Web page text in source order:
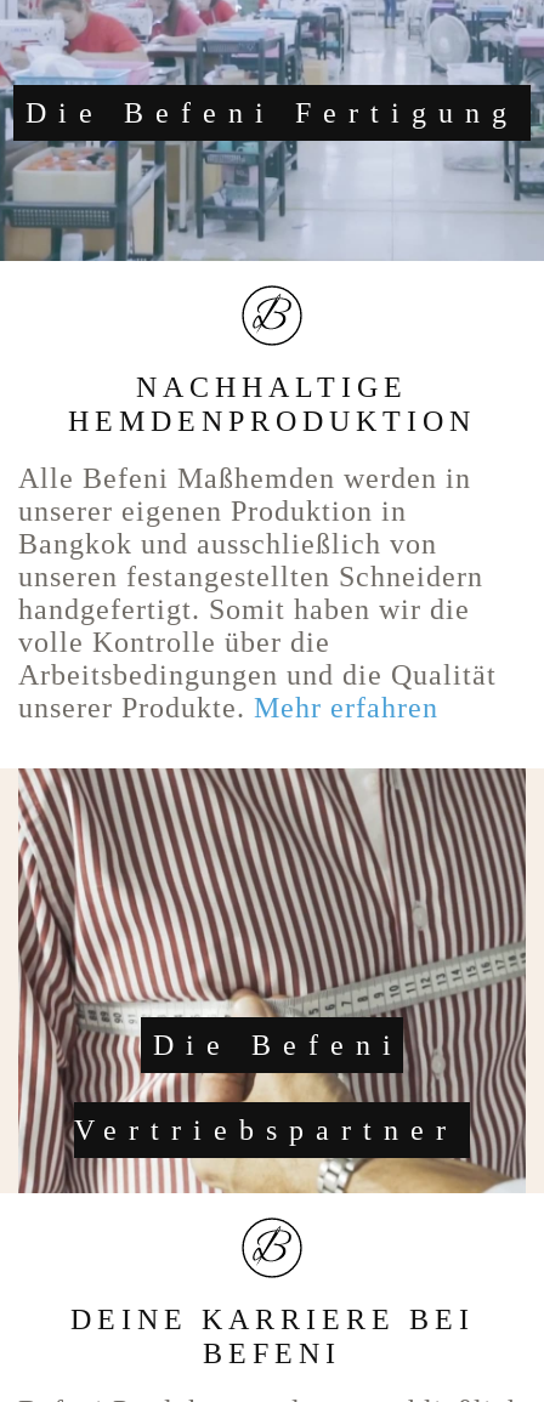
Die Befeni Fertigung
NACHHALTIGE
HEMDENPRODUKTION
Alle Befeni Maßhemden werden in
unserer eigenen Produktion in
Bangkok und ausschließlich von
unseren festangestellten Schneidern
handgefertigt. Somit haben wir die
volle Kontrolle über die
Arbeitsbedingungen und die Qualität
unserer Produkte. Mehr erfahren
Die Befeni
Vertriebspartner
DEINE KARRIERE BEI
BEFENI